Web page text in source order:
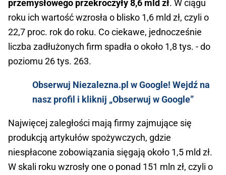
przemysłowego przekroczyły 8,6 mld zł. W ciągu
roku ich wartość wzrosła o blisko 1,6 mld zł, czyli o
22,7 proc. rok do roku. Co ciekawe, jednocześnie
liczba zadłużonych firm spadła o około 1,8 tys. - do
poziomu 26 tys. 263.
Obserwuj Niezalezna.pl w Google! Wejdź na
nasz profil i kliknij „Obserwuj w Google”
Najwięcej zaległości mają firmy zajmujące się
produkcją artykułów spożywczych, gdzie
niespłacone zobowiązania sięgają około 1,5 mld zł.
W skali roku wzrosły one o ponad 151 mln zł, czyli o